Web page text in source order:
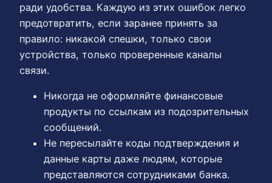
ради удобства. Каждую из этих ошибок легко
предотвратить, если заранее принять за
правило: никакой спешки, только свои
устройства, только проверенные каналы
связи.
Никогда не оформляйте финансовые
продукты по ссылкам из подозрительных
сообщений.
Не пересылайте коды подтверждения и
данные карты даже людям, которые
представляются сотрудниками банка.